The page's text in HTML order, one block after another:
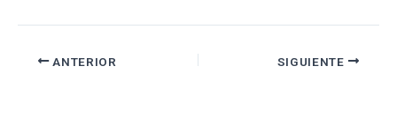
ANTERIOR SIGUIENTE